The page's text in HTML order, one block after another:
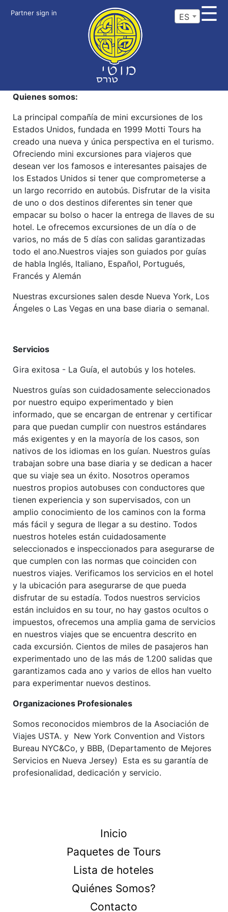
Partner sign in ES ☰
Quienes somos:
La principal compañía de mini excursiones de los
Estados Unidos, fundada en 1999 Motti Tours ha
creado una nueva y única perspectiva en el turismo.
Ofreciendo mini excursiones para viajeros que
desean ver los famosos e interesantes paisajes de
los Estados Unidos si tener que comprometerse a
un largo recorrido en autobús. Disfrutar de la visita
de uno o dos destinos diferentes sin tener que
empacar su bolso o hacer la entrega de llaves de su
hotel. Le ofrecemos excursiones de un día o de
varios, no más de 5 días con salidas garantizadas
todo el ano.Nuestros viajes son guiados por guías
de habla Inglés, Italiano, Español, Portugués,
Francés y Alemán
Nuestras excursiones salen desde Nueva York, Los
Ángeles o Las Vegas en una base diaria o semanal.
Servicios
Gira exitosa - La Guía, el autobús y los hoteles.
Nuestros guías son cuidadosamente seleccionados
por nuestro equipo experimentado y bien
informado, que se encargan de entrenar y certificar
para que puedan cumplir con nuestros estándares
más exigentes y en la mayoría de los casos, son
nativos de los idiomas en los guían. Nuestros guías
trabajan sobre una base diaria y se dedican a hacer
que su viaje sea un éxito. Nosotros operamos
nuestros propios autobuses con conductores que
tienen experiencia y son supervisados, con un
amplio conocimiento de los caminos con la forma
más fácil y segura de llegar a su destino. Todos
nuestros hoteles están cuidadosamente
seleccionados e inspeccionados para asegurarse de
que cumplen con las normas que coinciden con
nuestros viajes. Verificamos los servicios en el hotel
y la ubicación para asegurarse de que pueda
disfrutar de su estadía. Todos nuestros servicios
están incluidos en su tour, no hay gastos ocultos o
impuestos, ofrecemos una amplia gama de servicios
en nuestros viajes que se encuentra descrito en
cada excursión. Cientos de miles de pasajeros han
experimentado uno de las más de 1.200 salidas que
garantizamos cada ano y varios de ellos han vuelto
para experimentar nuevos destinos.
Organizaciones Profesionales
Somos reconocidos miembros de la Asociación de
Viajes USTA. y New York Convention and Vistors
Bureau NYC&Co, y BBB, (Departamento de Mejores
Servicios en Nueva Jersey) Esta es su garantía de
profesionalidad, dedicación y servicio.
Inicio
Paquetes de Tours
Lista de hoteles
Quiénes Somos?
Contacto